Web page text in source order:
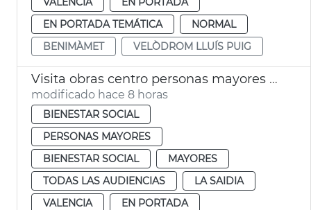
EN PORTADA TEMÁTICA
NORMAL
BENIMÀMET
VELÒDROM LLUÍS PUIG
Visita obras centro personas mayores Sant Antoni València
modificado hace 8 horas
BIENESTAR SOCIAL
PERSONAS MAYORES
BIENESTAR SOCIAL
MAYORES
TODAS LAS AUDIENCIAS
LA SAIDIA
VALENCIA
EN PORTADA